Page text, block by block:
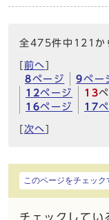
全475件中121か
前へ
8ページ 9ペー
12ページ 13
16ページ 17
次へ
このページをチェック
チェックしてい